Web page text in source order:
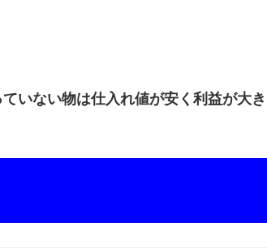
いない物は仕入れ値が安く利益が大き